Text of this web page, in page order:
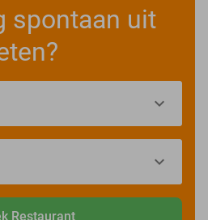
spontaan uit
Restaurant